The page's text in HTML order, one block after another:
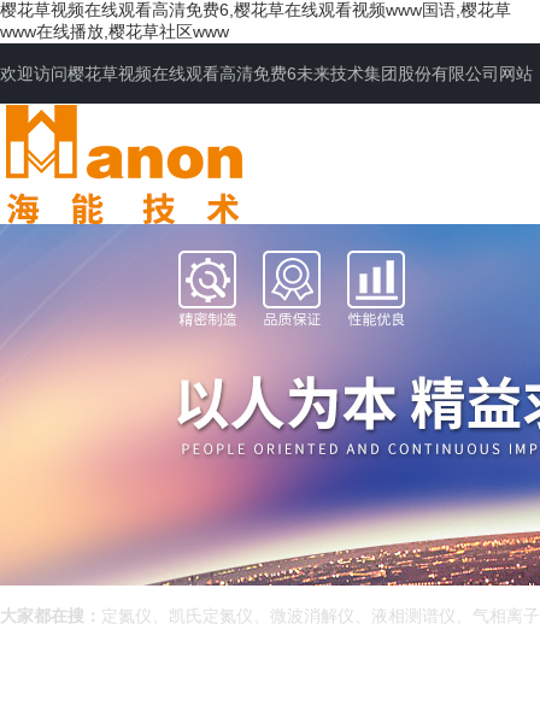
樱花草视频在线观看高清免费6,樱花草在线观看视频www国语,樱花草
www在线播放,樱花草社区www
欢迎访问樱花草视频在线观看高清免费6未来技术集团股份有限公司网站
网站首页
大家都在搜： 定氮仪、凯氏定氮仪、微波消解仪、液相测谱仪、气